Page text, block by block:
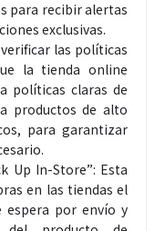
para recibir alertas
exclusivas.
las políticas
la tienda online
políticas claras de
productos de alto
para garantizar
Up In-Store”: Esta
en las tiendas el
espera por envío y